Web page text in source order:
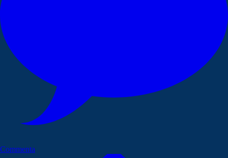
Commenta